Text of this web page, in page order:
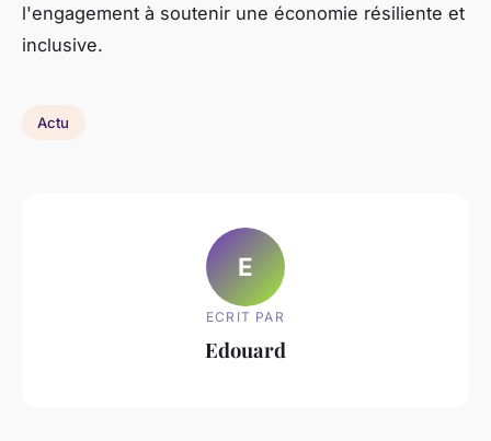
l'engagement à soutenir une économie résiliente et
inclusive.
Actu
E
ECRIT PAR
Edouard